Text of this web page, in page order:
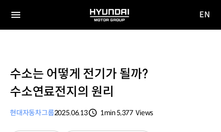
전체
HYUNDAI
MOTOR
EN
수소는 어떻게 전기가 될까?
수소연료전지의 원리
현대자동차그룹2025.06.13
1min5,377 Views